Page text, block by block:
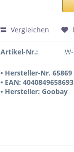
Vergleichen
Artikel-Nr.:
• Hersteller-Nr. 65869
• EAN: 4040849658693
• Hersteller: Goobay